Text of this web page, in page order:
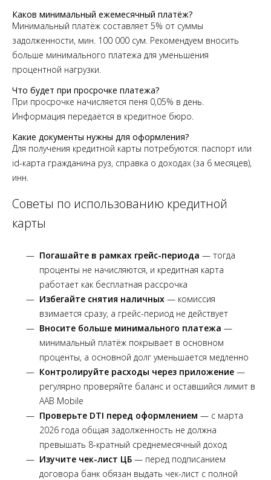
Каков минимальный ежемесячный платёж?
Минимальный платёж составляет 5% от суммы
задолженности, мин. 100 000 сум. Рекомендуем вносить
больше минимального платежа для уменьшения
процентной нагрузки.
Что будет при просрочке платежа?
При просрочке начисляется пеня 0,05% в день.
Информация передаётся в кредитное бюро.
Какие документы нужны для оформления?
Для получения кредитной карты потребуются: паспорт или
id-карта гражданина руз, справка о доходах (за 6 месяцев),
инн.
Советы по использованию кредитной
карты
Погашайте в рамках грейс-периода — тогда
проценты не начисляются, и кредитная карта
работает как бесплатная рассрочка
Избегайте снятия наличных — комиссия
взимается сразу, а грейс-период не действует
Вносите больше минимального платежа —
минимальный платёж покрывает в основном
проценты, а основной долг уменьшается медленно
Контролируйте расходы через приложение —
регулярно проверяйте баланс и оставшийся лимит в
AAB Mobile
Проверьте DTI перед оформлением — с марта
2026 года общая задолженность не должна
превышать 8-кратный среднемесячный доход
Изучите чек-лист ЦБ — перед подписанием
договора банк обязан выдать чек-лист с полной